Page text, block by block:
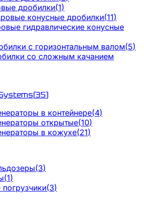
дробилки(1)
конусные дробилки(11)
гидравлические конусные
с горизонтальным валом(5)
со сложным качанием
(35)
в контейнере(4)
открытые(10)
в кожухе(21)
(3)
(1)
(3)